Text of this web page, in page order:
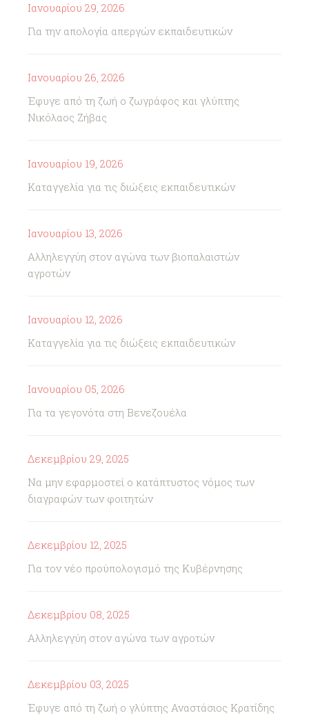
Ιανουαρίου 29, 2026
Για την απολογία απεργών εκπαιδευτικών
Ιανουαρίου 26, 2026
Έφυγε από τη ζωή ο ζωγράφος και γλύπτης
Νικόλαος Ζήβας
Ιανουαρίου 19, 2026
Καταγγελία για τις διώξεις εκπαιδευτικών
Ιανουαρίου 13, 2026
Αλληλεγγύη στον αγώνα των βιοπαλαιστών
αγροτών
Ιανουαρίου 12, 2026
Καταγγελία για τις διώξεις εκπαιδευτικών
Ιανουαρίου 05, 2026
Για τα γεγονότα στη Βενεζουέλα
Δεκεμβρίου 29, 2025
Να μην εφαρμοστεί ο κατάπτυστος νόμος των
διαγραφών των φοιτητών
Δεκεμβρίου 12, 2025
Για τον νέο προϋπολογισμό της Κυβέρνησης
Δεκεμβρίου 08, 2025
Αλληλεγγύη στον αγώνα των αγροτών
Δεκεμβρίου 03, 2025
Έφυγε από τη ζωή ο γλύπτης Αναστάσιος Κρατίδης